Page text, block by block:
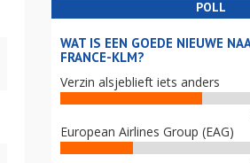
POLL
WAT IS EEN GOEDE NIEUWE
FRANCE-KLM?
Verzin alsjeblieft iets anders
European Airlines Group (EAG)